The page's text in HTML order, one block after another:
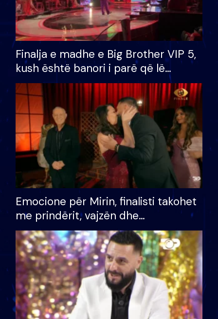
Finalja e madhe e Big Brother VIP 5,
kush është banori i parë që lë
shtëpinë dhe humb mundësinë për
të fituar çmimin e madh
Emocione për Mirin, finalisti takohet
me prindërit, vajzën dhe
bashkëshorten: S’kemi ndonjë letër
divorci apo jo?